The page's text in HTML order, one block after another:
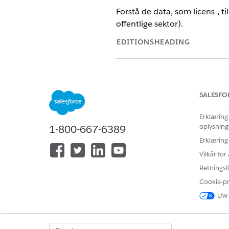
Forstå de data, som licens-,
offentlige sektor).
EDITIONSHEADING
Individuel ansøgning
Regulerende
Hvis din organisation ikke
Analytics for Licensing,
forsøg derefter igen at til
1-800-667-6389
Erklæring
Vilkår for
Cookie-
Uw